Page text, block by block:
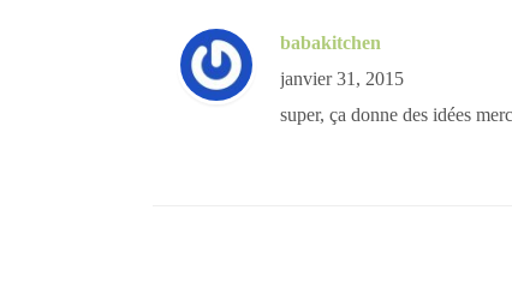
babakitchen
janvier 31, 2015
super, ça donne des idées